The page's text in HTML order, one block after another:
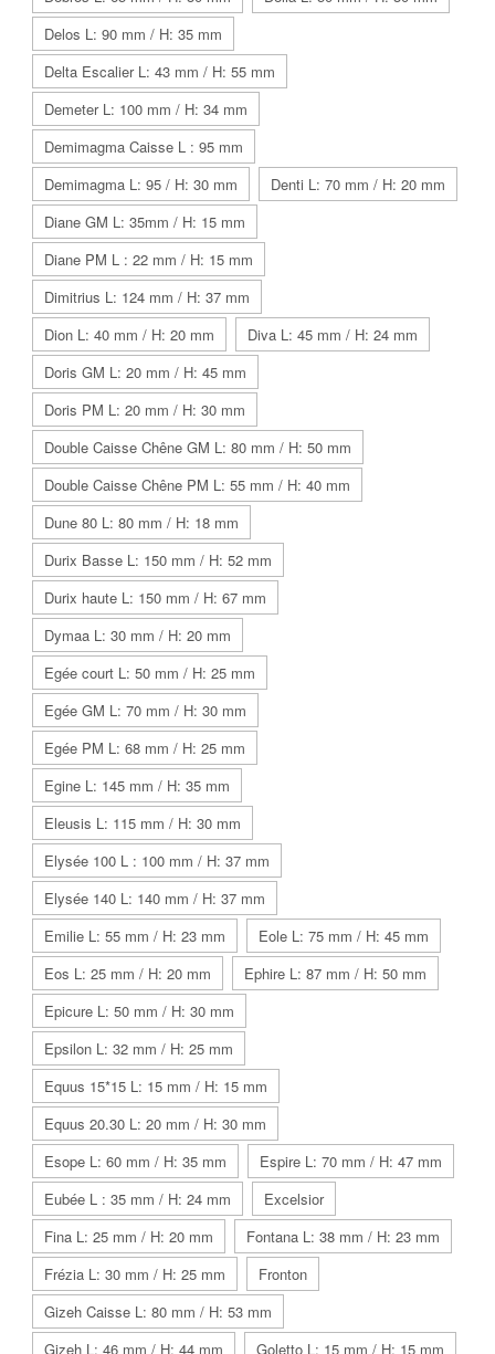
Delos L: 90 mm / H: 35 mm
Delta Escalier L: 43 mm / H: 55 mm
Demeter L: 100 mm / H: 34 mm
Demimagma Caisse L : 95 mm
Demimagma L: 95 / H: 30 mm
Denti L: 70 mm / H: 20 mm
Diane GM L: 35mm / H: 15 mm
Diane PM L : 22 mm / H: 15 mm
Dimitrius L: 124 mm / H: 37 mm
Dion L: 40 mm / H: 20 mm
Diva L: 45 mm / H: 24 mm
Doris GM L: 20 mm / H: 45 mm
Doris PM L: 20 mm / H: 30 mm
Double Caisse Chêne GM L: 80 mm / H: 50 mm
Double Caisse Chêne PM L: 55 mm / H: 40 mm
Dune 80 L: 80 mm / H: 18 mm
Durix Basse L: 150 mm / H: 52 mm
Durix haute L: 150 mm / H: 67 mm
Dymaa L: 30 mm / H: 20 mm
Egée court L: 50 mm / H: 25 mm
Egée GM L: 70 mm / H: 30 mm
Egée PM L: 68 mm / H: 25 mm
Egine L: 145 mm / H: 35 mm
Eleusis L: 115 mm / H: 30 mm
Elysée 100 L : 100 mm / H: 37 mm
Elysée 140 L: 140 mm / H: 37 mm
Emilie L: 55 mm / H: 23 mm
Eole L: 75 mm / H: 45 mm
Eos L: 25 mm / H: 20 mm
Ephire L: 87 mm / H: 50 mm
Epicure L: 50 mm / H: 30 mm
Epsilon L: 32 mm / H: 25 mm
Equus 15*15 L: 15 mm / H: 15 mm
Equus 20.30 L: 20 mm / H: 30 mm
Esope L: 60 mm / H: 35 mm
Espire L: 70 mm / H: 47 mm
Eubée L : 35 mm / H: 24 mm
Excelsior
Fina L: 25 mm / H: 20 mm
Fontana L: 38 mm / H: 23 mm
Frézia L: 30 mm / H: 25 mm
Fronton
Gizeh Caisse L: 80 mm / H: 53 mm
Gizeh L: 46 mm / H: 44 mm
Goletto L: 15 mm / H: 15 mm